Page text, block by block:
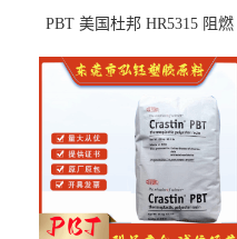
PBT 美国杜邦 HR5315 阻燃
部件